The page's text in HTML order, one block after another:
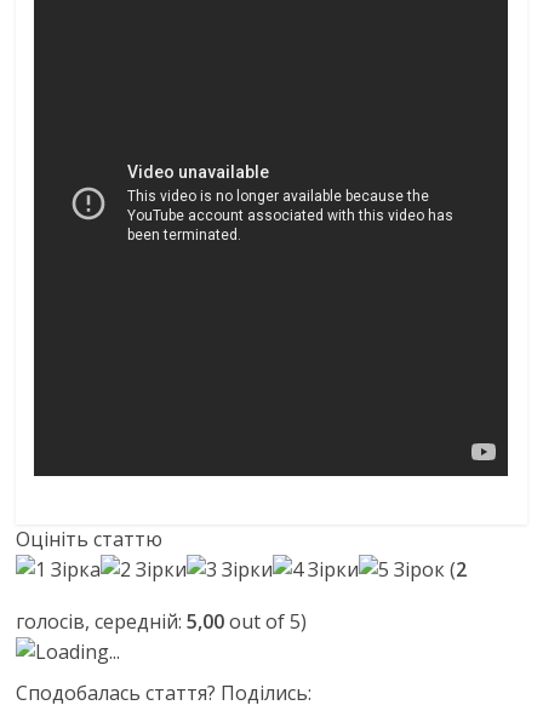
Оцініть статтю
(2
голосів, середній:5,00out of 5)
Loading...
Сподобалась стаття? Поділись: